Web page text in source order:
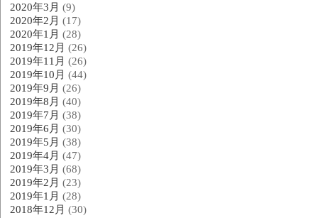
2020年3月 (9)
2020年2月 (17)
2020年1月 (28)
2019年12月 (26)
2019年11月 (26)
2019年10月 (44)
2019年9月 (26)
2019年8月 (40)
2019年7月 (38)
2019年6月 (30)
2019年5月 (38)
2019年4月 (47)
2019年3月 (68)
2019年2月 (23)
2019年1月 (28)
2018年12月 (30)